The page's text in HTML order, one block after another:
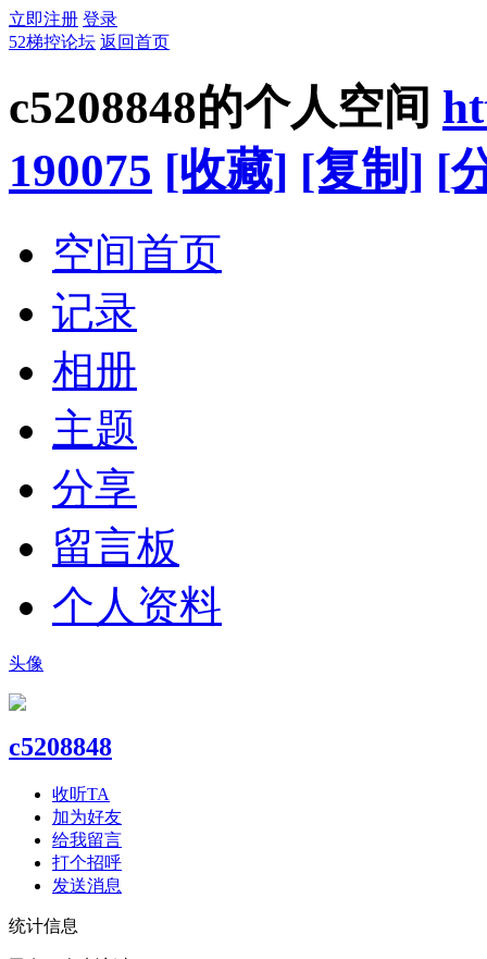
立即注册 登录
52梯控论坛 返回首页
c5208848的个人空间
190075 [收藏] [复制] [
空间首页
记录
相册
主题
分享
留言板
个人资料
头像
c5208848
收听TA
加为好友
给我留言
打个招呼
发送消息
统计信息